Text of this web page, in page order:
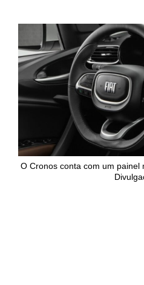
O Cronos conta com um